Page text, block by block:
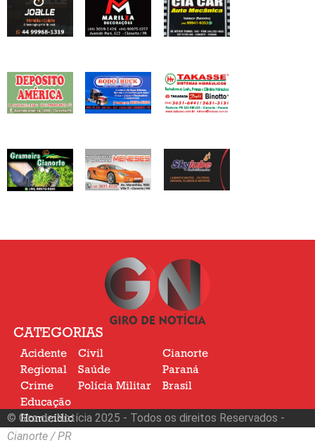
CATEGORIAS
Acidente
Regional
Crime
Civil
Saúde
Polícia Militar
Cianorte
Paraná
Brasil
Educação
Homicídio
Nacional
© Giro de Notícia 2025 - Todos os direitos Reservados -
Cianorte / PR